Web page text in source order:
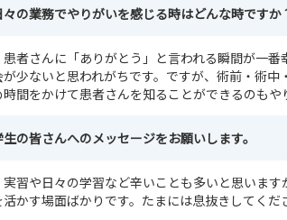
し
に必着🌷
々の業務でやりがいを感じる時はどんな時ですか
患者さんに「ありがとう」と言われる瞬間が一
が少ないと思われがちです。ですが、術前・術
時間をかけて患者さんを知ることができるのもや
生の皆さんへのメッセージをお願いします。
実習や日々の学習など辛いことも多いと思いま
活かす場面ばかりです。たまには息抜きしてくだ